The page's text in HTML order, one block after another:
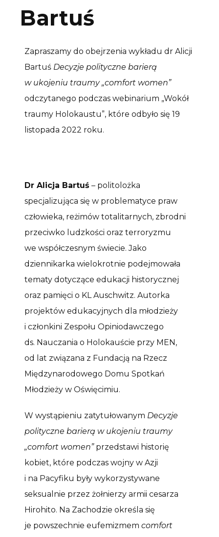
Bartuś
Zapraszamy do obejrzenia wykładu dr Alicji
Bartuś Decyzje polityczne barierą
w ukojeniu traumy „comfort women”
odczytanego podczas webinarium „Wokół
traumy Holokaustu”, które odbyło się 19
listopada 2022 roku.
Dr Alicja Bartuś – politolożka
specjalizująca się w problematyce praw
człowieka, reżimów totalitarnych, zbrodni
przeciwko ludzkości oraz terroryzmu
we współczesnym świecie. Jako
dziennikarka wielokrotnie podejmowała
tematy dotyczące edukacji historycznej
oraz pamięci o KL Auschwitz. Autorka
projektów edukacyjnych dla młodzieży
i członkini Zespołu Opiniodawczego
ds. Nauczania o Holokauście przy MEN,
od lat związana z Fundacją na Rzecz
Międzynarodowego Domu Spotkań
Młodzieży w Oświęcimiu.
W wystąpieniu zatytułowanym Decyzje
polityczne barierą w ukojeniu traumy
„comfort women”przedstawi historię
kobiet, które podczas wojny w Azji
i na Pacyfiku były wykorzystywane
seksualnie przez żołnierzy armii cesarza
Hirohito. Na Zachodzie określa się
je powszechnie eufemizmem comfort